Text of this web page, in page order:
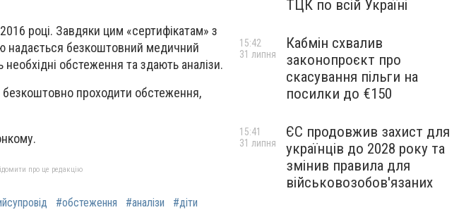
році. Завдяки цим «сертифікатам» з
надається безкоштовний медичний
обстеження та здають аналізи.
проходити обстеження,
про це редакцію
#обстеження #аналізи #діти
ТЦК по всій Україні
Кабмін схвалив
законопроєкт про
скасування пільги на
посилки до €150
15:42
31 липня
ЄС продовжив захист для
українців до 2028 року та
змінив правила для
військовозобов'язаних
15:41
31 липня